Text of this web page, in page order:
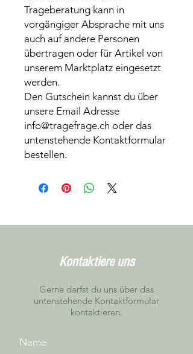
Trageberatung kann in
vorgängiger Absprache mit uns
auch auf andere Personen
übertragen oder für Artikel von
unserem Marktplatz eingesetzt
werden.
Den Gutschein kannst du über
unsere Email Adresse
info@tragefrage.ch oder das
untenstehende Kontaktformular
bestellen.
Kontaktiere uns
Gerne darfst du uns über das
untenstehende Kontaktformular
kontaktieren.